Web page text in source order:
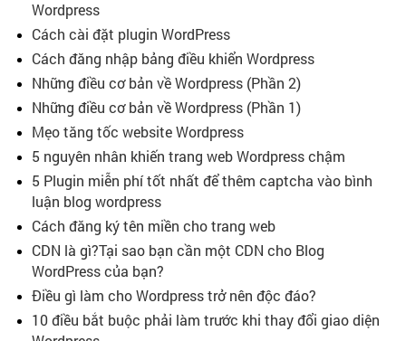
Wordpress
Cách cài đặt plugin WordPress
Cách đăng nhập bảng điều khiển Wordpress
Những điều cơ bản về Wordpress (Phần 2)
Những điều cơ bản về Wordpress (Phần 1)
Mẹo tăng tốc website Wordpress
5 nguyên nhân khiến trang web Wordpress chậm
5 Plugin miễn phí tốt nhất để thêm captcha vào bình
luận blog wordpress
Cách đăng ký tên miền cho trang web
CDN là gì?Tại sao bạn cần một CDN cho Blog
WordPress của bạn?
Điều gì làm cho Wordpress trở nên độc đáo?
10 điều bắt buộc phải làm trước khi thay đổi giao diện